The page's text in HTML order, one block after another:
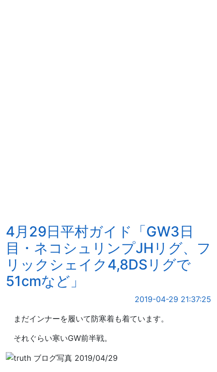
4月29日平村ガイド「GW3日
目・ネコシュリンプJHリグ、フ
リックシェイク4,8DSリグで
51cmなど」
2019-04-29 21:37:25
まだインナーを履いて防寒着も着ています。
それぐらい寒いGW前半戦。